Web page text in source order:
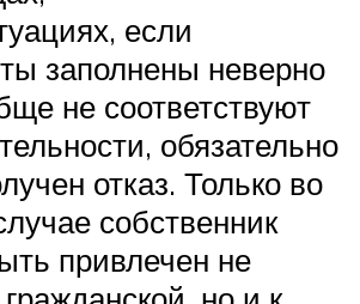
если
заполнены неверно
не соответствуют
обязательно
отказ. Только во
собственник
привлечен не